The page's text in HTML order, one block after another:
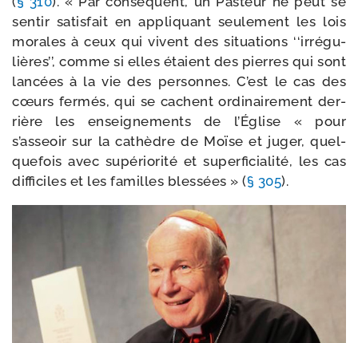
sen­tir satis­fait en appli­quant seule­ment les lois
morales à ceux qui vivent des situa­tions ‘‘irré­gu­
lières’’, comme si elles étaient des pierres qui sont
lan­cées à la vie des per­sonnes. C’est le cas des
cœurs fer­més, qui se cachent ordi­nai­re­ment der­
rière les ensei­gne­ments de l’Église « pour
s’asseoir sur la cathèdre de Moïse et juger, quel­
que­fois avec supé­rio­ri­té et super­fi­cia­li­té, les cas
dif­fi­ciles et les familles bles­sées » (§ 305).